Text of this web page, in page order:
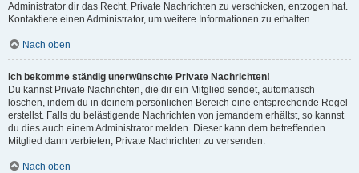
Administrator dir das Recht, Private Nachrichten zu verschicken, entzogen hat.
Kontaktiere einen Administrator, um weitere Informationen zu erhalten.
Nach oben
Ich bekomme ständig unerwünschte Private Nachrichten!
Du kannst Private Nachrichten, die dir ein Mitglied sendet, automatisch
löschen, indem du in deinem persönlichen Bereich eine entsprechende Regel
erstellst. Falls du belästigende Nachrichten von jemandem erhältst, so kannst
du dies auch einem Administrator melden. Dieser kann dem betreffenden
Mitglied dann verbieten, Private Nachrichten zu versenden.
Nach oben